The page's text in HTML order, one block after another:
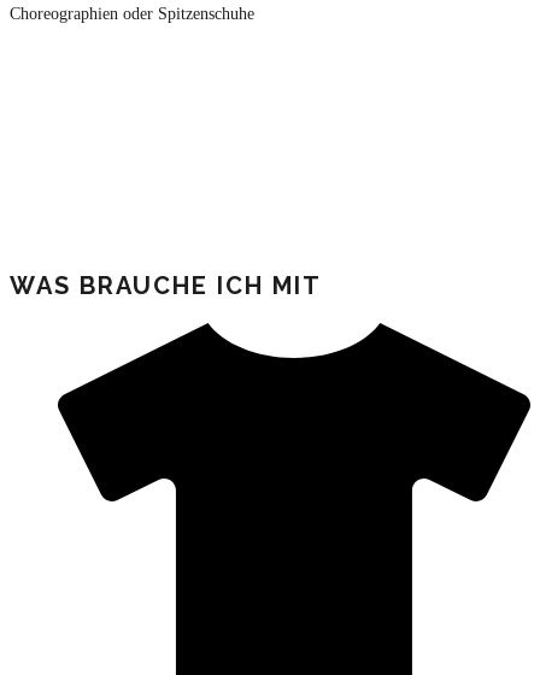
Choreographien oder Spitzenschuhe
WAS BRAUCHE ICH MIT